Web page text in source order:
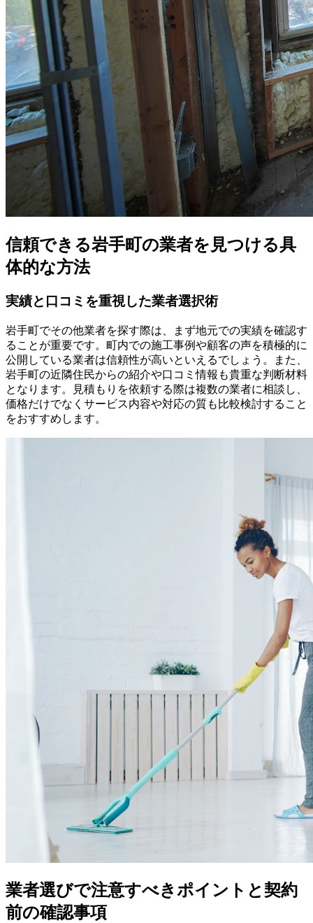
信頼できる岩手町の業者を見つける具
体的な方法
実績と口コミを重視した業者選択術
岩手町でその他業者を探す際は、まず地元での実績を確認す
ることが重要です。町内での施工事例や顧客の声を積極的に
公開している業者は信頼性が高いといえるでしょう。また、
岩手町の近隣住民からの紹介や口コミ情報も貴重な判断材料
となります。見積もりを依頼する際は複数の業者に相談し、
価格だけでなくサービス内容や対応の質も比較検討すること
をおすすめします。
業者選びで注意すべきポイントと契約
前の確認事項